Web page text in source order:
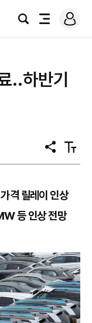
검
전
로
그
..하반기
공
유
텍
스
격 릴레이 인상
등 인상 전망